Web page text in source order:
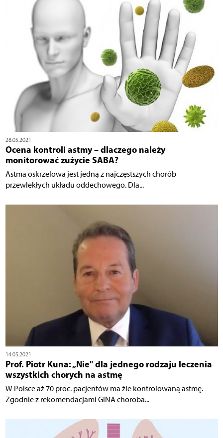
28.05.2021
Ocena kontroli astmy – dlaczego należy
monitorować zużycie SABA?
Astma oskrzelowa jest jedną z najczęstszych chorób
przewlekłych układu oddechowego. Dla...
14.05.2021
Prof. Piotr Kuna: „Nie" dla jednego rodzaju leczenia
wszystkich chorych na astmę
W Polsce aż 70 proc. pacjentów ma źle kontrolowaną astmę. –
Zgodnie z rekomendacjami GINA choroba...